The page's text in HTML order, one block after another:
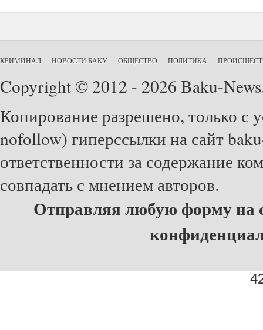
КРИМИНАЛ НОВОСТИ БАКУ ОБЩЕСТВО ПОЛИТИКА
Copyright © 2012 - 2026 Baku-
Копирование разрешено, только с
nofollow) гиперссылки на сайт
ответственности за содержание
совпадать с мнением авторов.
Отправляя любую форму на